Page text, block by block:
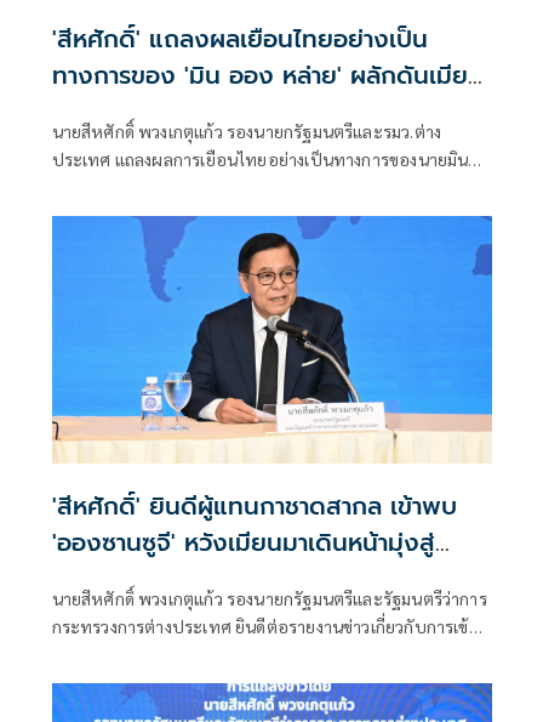
'สีหศักดิ์' แถลงผลเยือนไทยอย่างเป็น
ทางการของ 'มิน ออง หล่าย' ผลักดันเมีย
นมากลับสู่อาเซียน
นายสีหศักดิ์ พวงเกตุแก้ว รองนายกรัฐมนตรีและรมว.ต่าง
ประเทศ แถลงผลการเยือนไทยอย่างเป็นทางการของนายมิน
ว่า การเยือนครั้งนี้เกิดขึ้นในช่วงเปลี่ยนผ่านทางการเมืองของเมีย
นมา ซึ่งไทยมองว่าเป็นช่วงเวลาสำคัญในการผลักดันความร่วม
มือทั้งในระดับทวิภาคีและระดับภูมิภาค
'สีหศักดิ์' ยินดีผู้แทนกาชาดสากล เข้าพบ
'อองซานซูจี' หวังเมียนมาเดินหน้ามุ่งสู่
สันติภาพ
นายสีหศักดิ์ พวงเกตุแก้ว รองนายกรัฐมนตรีและรัฐมนตรีว่าการ
กระทรวงการต่างประเทศ ยินดีต่อรายงานข่าวเกี่ยวกับการเข้า
ระหว่างประเทศประจำเมียนมา ซึ่งเกิดขึ้นภายหลังการประชุม
อย่างไม่เป็นทางการระหว่างรัฐมนตรีต่างประเทศอ